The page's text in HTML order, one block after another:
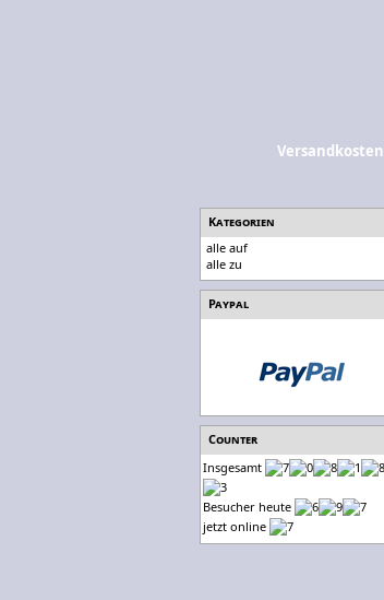
Versandkosten
Kategorien
alle auf
alle zu
Paypal
Counter
Insgesamt
Besucher heute
jetzt online